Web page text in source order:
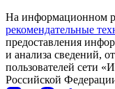
На информационном
рекомендательные
предоставления
и анализа сведений,
пользователей сети
Российской